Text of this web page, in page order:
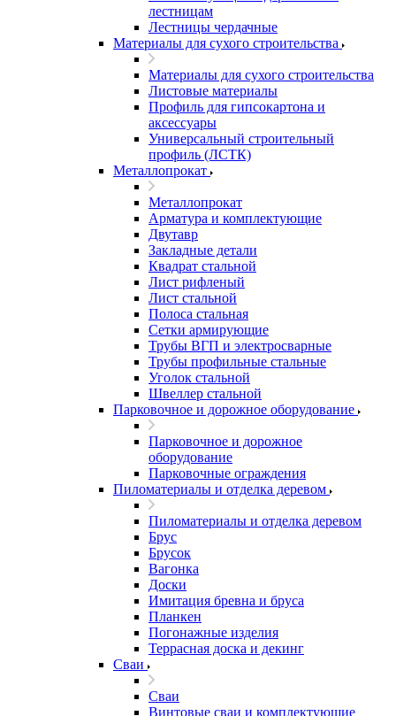
лестницам
Лестницы чердачные
Материалы для сухого строительства
Материалы для сухого строительства
Листовые материалы
Профиль для гипсокартона и
аксессуары
Универсальный строительный
профиль (ЛСТК)
Металлопрокат
Металлопрокат
Арматура и комплектующие
Двутавр
Закладные детали
Квадрат стальной
Лист рифленый
Лист стальной
Полоса стальная
Сетки армирующие
Трубы ВГП и электросварные
Трубы профильные стальные
Уголок стальной
Швеллер стальной
Парковочное и дорожное оборудование
Парковочное и дорожное
оборудование
Парковочные ограждения
Пиломатериалы и отделка деревом
Пиломатериалы и отделка деревом
Брус
Брусок
Вагонка
Доски
Имитация бревна и бруса
Планкен
Погонажные изделия
Террасная доска и декинг
Сваи
Сваи
Винтовые сваи и комплектующие